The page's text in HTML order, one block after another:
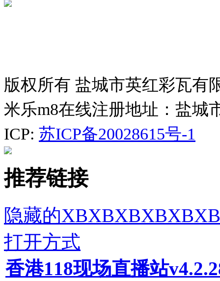
版权所有 盐城市英红彩瓦有
米乐m8在线注册地址：盐城
ICP: 苏ICP备20028615号-1
推荐链接
隐藏的
打开方式
香港118现场直播站